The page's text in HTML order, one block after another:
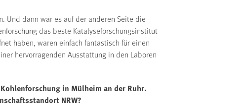
Und dann war es auf der anderen Seite die
das beste Katalyseforschungsinstitut
haben, waren einfach fantastisch für einen
hervorragenden Ausstattung in den Laboren
in Mülheim an der Ruhr.
NRW?